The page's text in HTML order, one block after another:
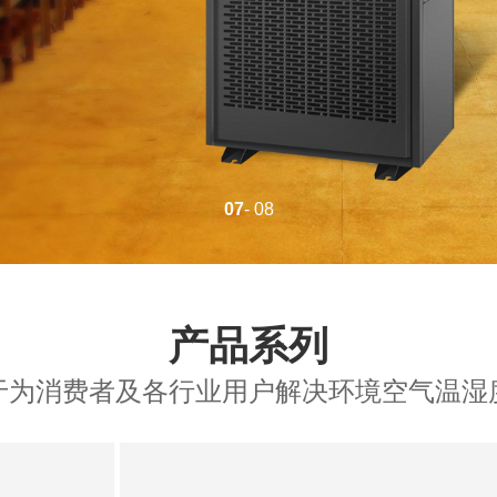
07- 08
产品系列
为消费者及各行业用户解决环境空气温湿